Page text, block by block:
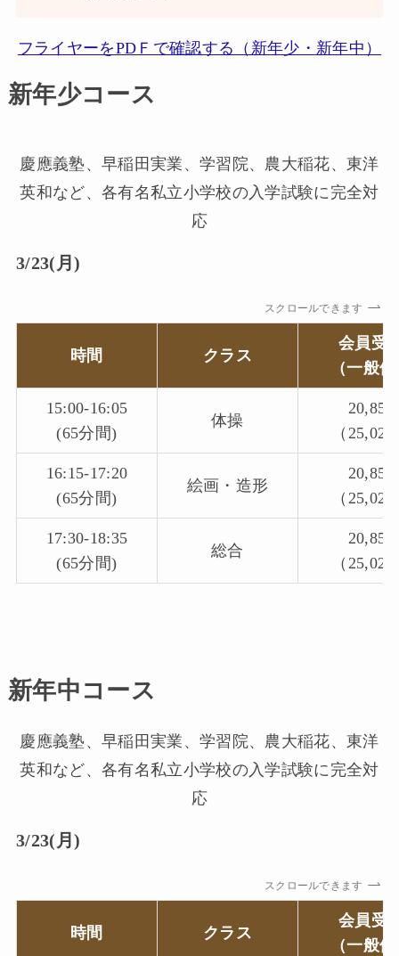
フライヤーをPDＦで確認する（新年少・新年中）
新年少コース
慶應義塾、早稲田実業、学習院、農大稲花、東洋
英和など、各有名私立小学校の入学試験に完全対
応
3/23(月)
スクロールできます
時間 クラス
会員受
（一般
15:00-16:05
(65分間)
体操
20,855
（
16:15-17:20
(65分間)
絵画・造形
20,855
（
17:30-18:35
(65分間)
総合
20,855
（
新年中コース
慶應義塾、早稲田実業、学習院、農大稲花、東洋
英和など、各有名私立小学校の入学試験に完全対
応
3/23(月)
スクロールできます
時間 クラス
会員受
（一般